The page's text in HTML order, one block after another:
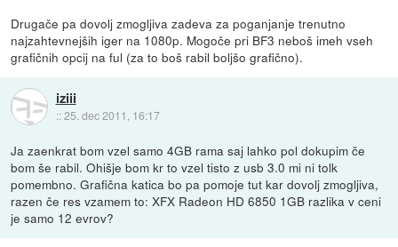
Drugače pa dovolj zmogljiva zadeva za poganjanje trenutno
najzahtevnejših iger na 1080p. Mogoče pri BF3 neboš imeh vseh
grafičnih opcij na ful (za to boš rabil boljšo grafično).
iziii
::25. dec 2011, 16:17
Ja zaenkrat bom vzel samo 4GB rama saj lahko pol dokupim če
bom še rabil. Ohišje bom kr to vzel tisto z usb 3.0 mi ni tolk
pomembno. Grafična katica bo pa pomoje tut kar dovolj zmogljiva,
razen če res vzamem to: XFX Radeon HD 6850 1GB razlika v ceni
je samo 12 evrov?